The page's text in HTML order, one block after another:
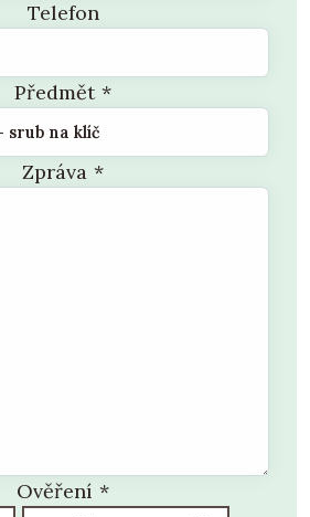
Telefon
Předmět*
Zpráva *
Ověření *